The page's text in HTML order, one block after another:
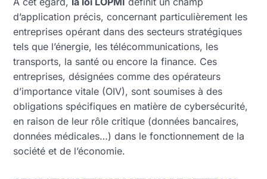
d’application précis, concernant particulièrement les
entreprises opérant dans des secteurs stratégiques
tels que l’énergie, les télécommunications, les
transports, la santé ou encore la finance. Ces
entreprises, désignées comme des opérateurs
d’importance vitale (OIV), sont soumises à des
obligations spécifiques en matière de cybersécurité,
en raison de leur rôle critique (données bancaires,
données médicales…) dans le fonctionnement de la
société et de l’économie.